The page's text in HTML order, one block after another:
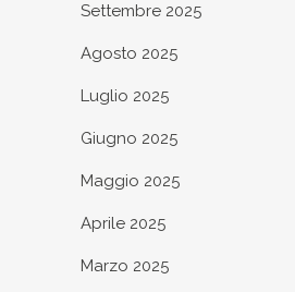
Settembre 2025
Agosto 2025
Luglio 2025
Giugno 2025
Maggio 2025
Aprile 2025
Marzo 2025